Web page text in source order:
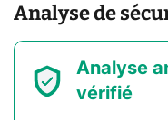
Analyse de
Analyse
vérifié